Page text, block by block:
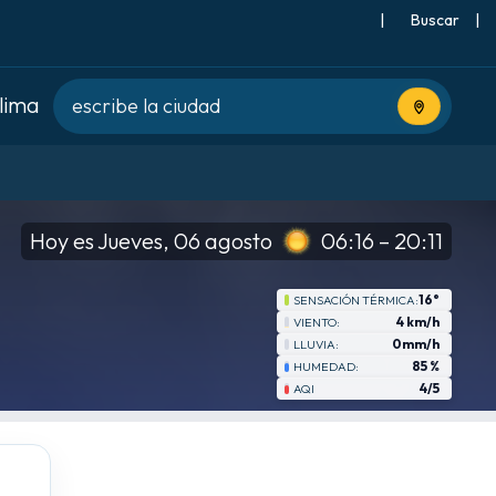
| |
Usa tu
Hoy es Jueves, 06 agosto 06:16 – 20:11
SENSACIÓN TÉRMICA:16°
VIENTO: 4 km/h
LLUVIA: 0mm/h
HUMEDAD: 85 %
AQI 4/5